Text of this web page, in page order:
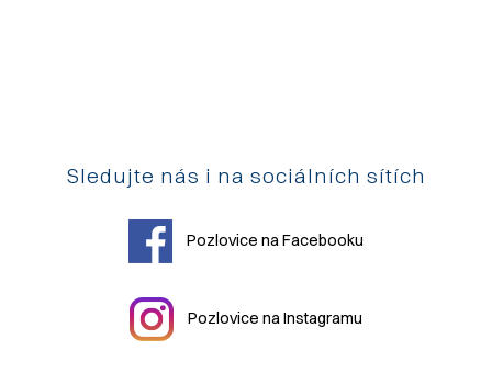
Sledujte nás i na sociálních sítích
Pozlovice na Facebooku
Pozlovice na Instagramu